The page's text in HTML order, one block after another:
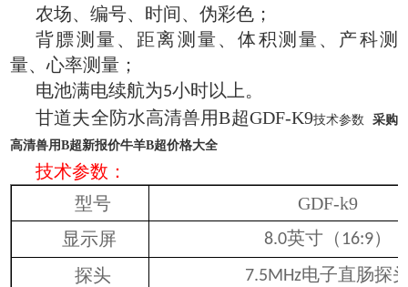
农场、编号、时间、伪彩色；
背膘测量、距离测量、体积测量、产科测
量、心率测量；
电池满电续航为5小时以上。
甘道夫全防水高清兽用B超GDF-K9技术参数 采购
高清兽用B超新报价牛羊B超价格大全
技术参数：
型号
GDF-k9
显示屏
8.0英寸（ 16:9）
探头
7.5MHz电子直肠探